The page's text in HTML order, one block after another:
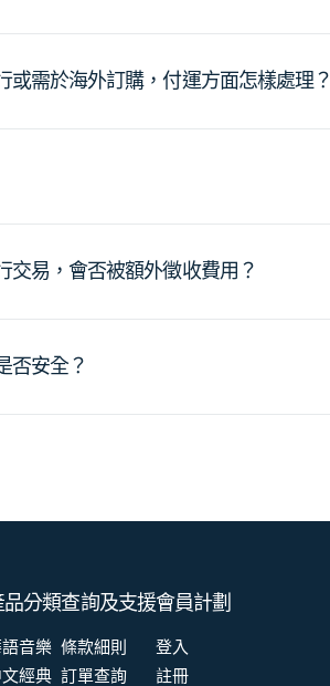
需於海外訂購，付運方面怎樣處理？
易，會否被額外徵收費用？
否安全？
分類
音樂
經典
查詢及支援
條款細則
訂單查詢
會員計劃
登入
註冊